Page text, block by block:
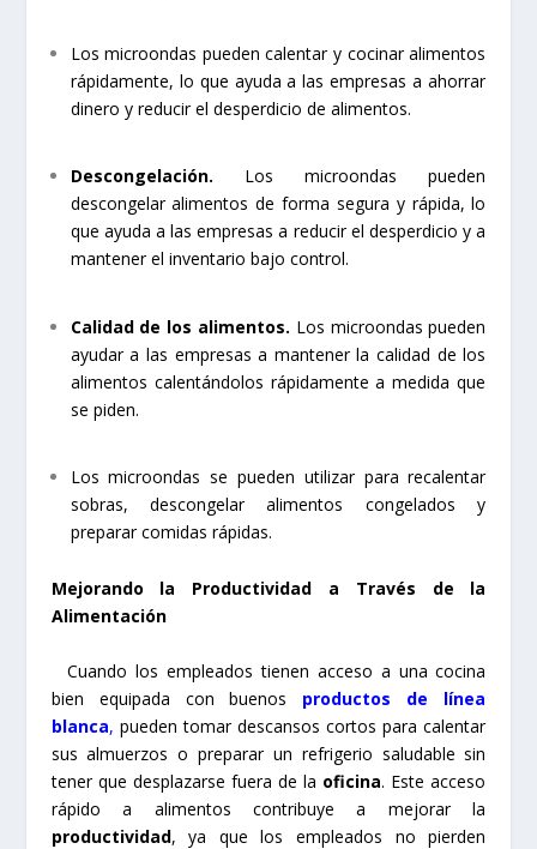
Los microondas pueden calentar y cocinar alimentos
rápidamente, lo que ayuda a las empresas a ahorrar
dinero y reducir el desperdicio de alimentos.
Descongelación. Los microondas pueden
descongelar alimentos de forma segura y rápida, lo
que ayuda a las empresas a reducir el desperdicio y a
mantener el inventario bajo control.
Calidad de los alimentos. Los microondas pueden
ayudar a las empresas a mantener la calidad de los
alimentos calentándolos rápidamente a medida que
se piden.
Los microondas se pueden utilizar para recalentar
sobras, descongelar alimentos congelados y
preparar comidas rápidas.
Mejorando la Productividad a Través de la
Alimentación
Cuando los empleados tienen acceso a una cocina
bien equipada con buenos productos de línea
blanca, pueden tomar descansos cortos para calentar
sus almuerzos o preparar un refrigerio saludable sin
tener que desplazarse fuera de la oficina. Este acceso
rápido a alimentos contribuye a mejorar la
productividad, ya que los empleados no pierden